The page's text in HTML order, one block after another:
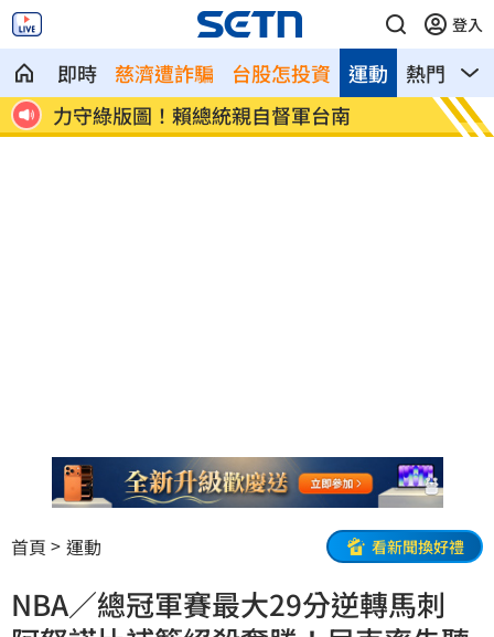
登入
即時 慈濟遭詐騙 台股怎投資 熱門 影
運動
綠版圖！賴總統親自督軍台南
熊本餘震逾
首頁 運動 看新聞換好禮
NBA／總冠軍賽最大29分逆轉馬刺